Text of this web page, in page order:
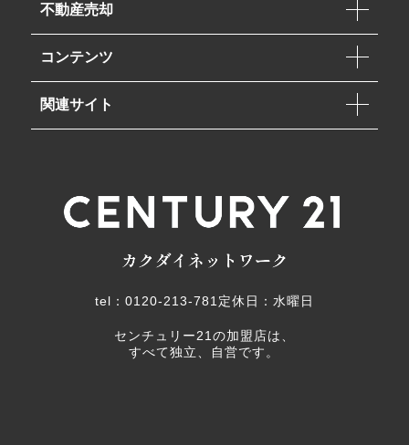
不動産売却
コンテンツ
関連サイト
tel：0120-213-781 定休日：水曜日
センチュリー21の加盟店は、
すべて独立、自営です。